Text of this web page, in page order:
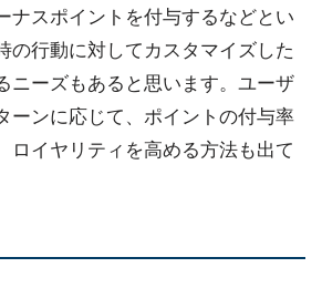
ナスポイントを付与するなどとい
の行動に対してカスタマイズした
ニーズもあると思います。ユーザ
ーンに応じて、ポイントの付与率
ロイヤリティを高める方法も出て